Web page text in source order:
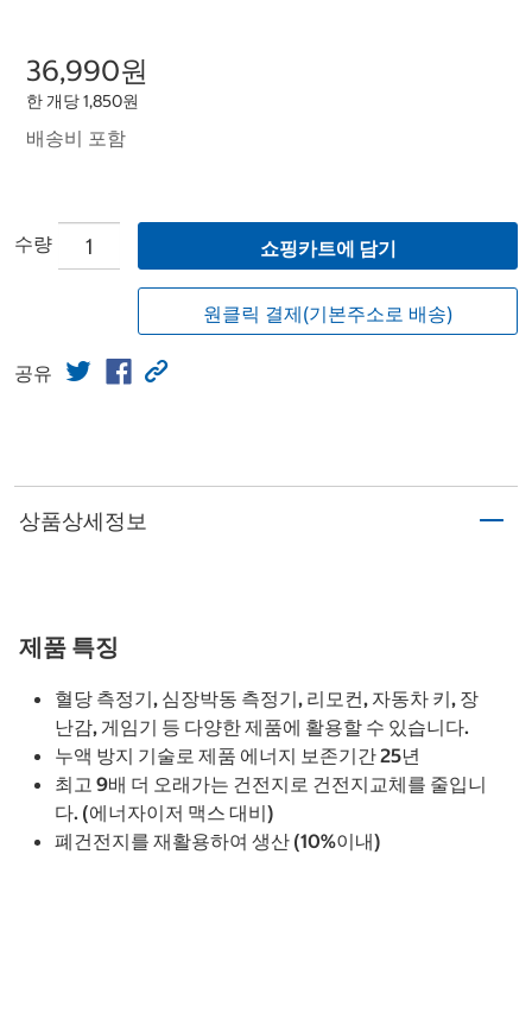
36,990원
한 개당 1,850원
배송비 포함
수량 쇼핑카트에 담기
원클릭 결제(기본주소로 배송)
공유
상품상세정보
제품 특징
혈당 측정기, 심장박동 측정기, 리모컨, 자동차 키, 장
난감, 게임기 등 다양한 제품에 활용할 수 있습니다.
누액 방지 기술로 제품 에너지 보존기간 25년
최고 9배 더 오래가는 건전지로 건전지교체를 줄입니
다. (에너자이저 맥스 대비)
폐건전지를 재활용하여 생산 (10%이내)